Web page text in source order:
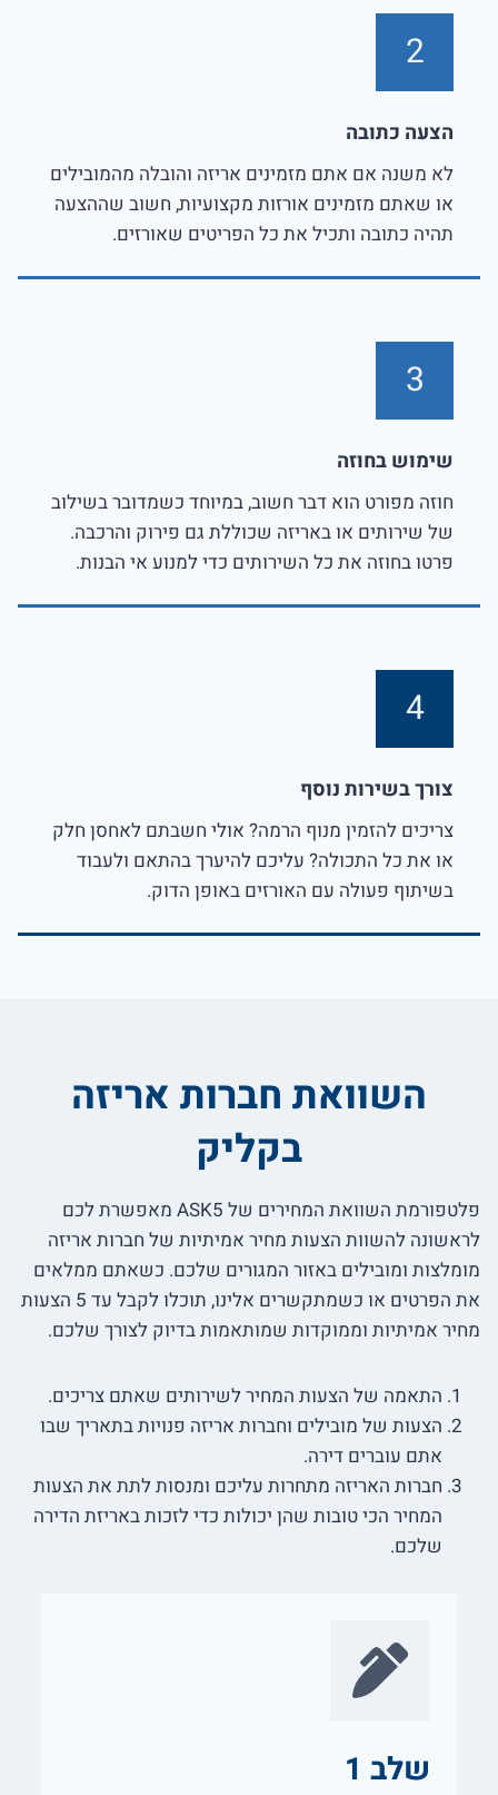
2
הצעה כתובה
לא משנה אם אתם מזמינים אריזה והובלה מהמובילים
או שאתם מזמינים אורזות מקצועיות, חשוב שההצעה
תהיה כתובה ותכיל את כל הפריטים שאורזים.
3
שימוש בחוזה
חוזה מפורט הוא דבר חשוב, במיוחד כשמדובר בשילוב
של שירותים או באריזה שכוללת גם פירוק והרכבה.
פרטו בחוזה את כל השירותים כדי למנוע אי הבנות.
4
צורך בשירות נוסף
צריכים להזמין מנוף הרמה? אולי חשבתם לאחסן חלק
או את כל התכולה? עליכם להיערך בהתאם ולעבוד
בשיתוף פעולה עם האורזים באופן הדוק.
השוואת חברות אריזה
בקליק
פלטפורמת השוואת המחירים של ASK5 מאפשרת לכם
לראשונה להשוות הצעות מחיר אמיתיות של חברות אריזה
מומלצות ומובילים באזור המגורים שלכם. כשאתם ממלאים
את הפרטים או כשמתקשרים אלינו, תוכלו לקבל עד 5 הצעות
מחיר אמיתיות וממוקדות שמותאמות בדיוק לצורך שלכם.
התאמה של הצעות המחיר לשירותים שאתם צריכים.
הצעות של מובילים וחברות אריזה פנויות בתאריך שבו
אתם עוברים דירה.
חברות האריזה מתחרות עליכם ומנסות לתת את הצעות
המחיר הכי טובות שהן יכולות כדי לזכות באריזת הדירה
שלכם.
שלב 1